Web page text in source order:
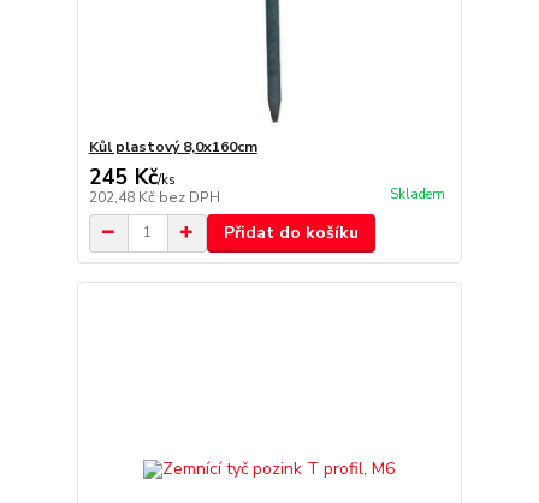
Kůl plastový 8,0x160cm
245 Kč/ks
202,48 Kč bez DPH Skladem
Přidat do košíku